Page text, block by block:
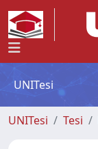
UNITesi
UNITesi Tesi